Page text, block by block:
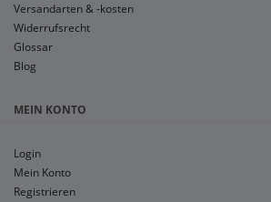
Versandarten & -kosten
Widerrufsrecht
Glossar
Blog
MEIN KONTO
Login
Mein Konto
Registrieren